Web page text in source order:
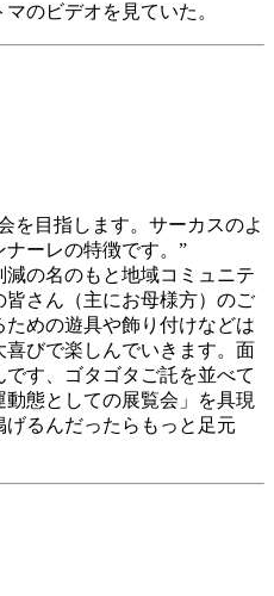
のビデオを見ていた。
を目指します。サーカスのよ
ーレの特徴です。”
の名のもと地域コミュニテ
さん（主にお母様方）のご
めの遊具や飾り付けなどは
びで楽しんでいきます。面
す、ゴタゴタご託を並べて
態としての展覧会」を具現
るんだったらもっと足元